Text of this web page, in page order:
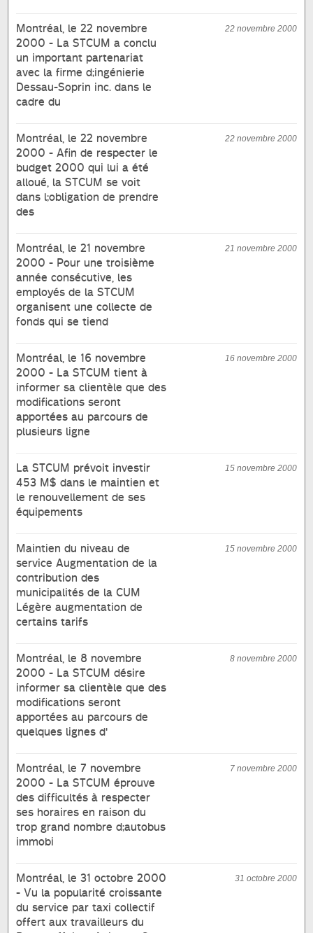
22 novembre 2000
Montréal, le 22 novembre
2000 - La STCUM a conclu
un important partenariat
avec la firme d;ingénierie
Dessau-Soprin inc. dans le
cadre du
22 novembre 2000
Montréal, le 22 novembre
2000 - Afin de respecter le
budget 2000 qui lui a été
alloué, la STCUM se voit
dans l;obligation de prendre
des
21 novembre 2000
Montréal, le 21 novembre
2000 - Pour une troisième
année consécutive, les
employés de la STCUM
organisent une collecte de
fonds qui se tiend
16 novembre 2000
Montréal, le 16 novembre
2000 - La STCUM tient à
informer sa clientèle que des
modifications seront
apportées au parcours de
plusieurs ligne
15 novembre 2000
La STCUM prévoit investir
453 M$ dans le maintien et
le renouvellement de ses
équipements
15 novembre 2000
Maintien du niveau de
service Augmentation de la
contribution des
municipalités de la CUM
Légère augmentation de
certains tarifs
8 novembre 2000
Montréal, le 8 novembre
2000 - La STCUM désire
informer sa clientèle que des
modifications seront
apportées au parcours de
quelques lignes d'
7 novembre 2000
Montréal, le 7 novembre
2000 - La STCUM éprouve
des difficultés à respecter
ses horaires en raison du
trop grand nombre d;autobus
immobi
31 octobre 2000
Montréal, le 31 octobre 2000
- Vu la popularité croissante
du service par taxi collectif
offert aux travailleurs du